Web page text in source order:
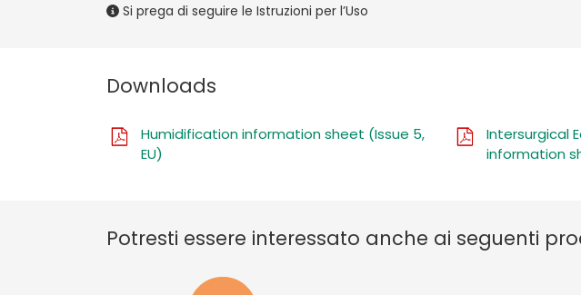
Si prega di seguire le Istruzioni per l’Uso
Downloads
Humidification information sheet (Issue 5,
EU)
Intersurgical
information
Potresti essere interessato anche ai seguenti